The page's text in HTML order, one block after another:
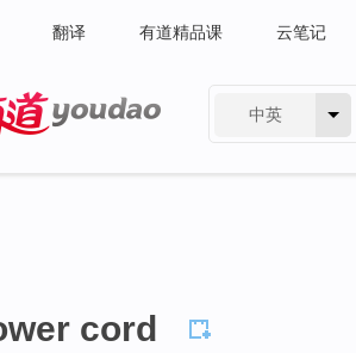
翻译 有道精品课 云笔记
中英
cord